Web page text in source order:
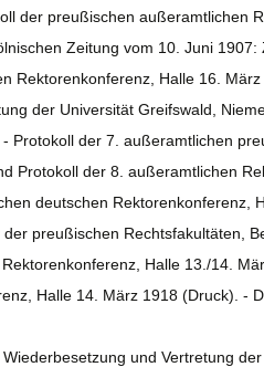
der preußischen außeramtlichen
Zeitung vom 10. Juni
Rektorenkonferenz, Halle 16.
der Universität Greifswald,
Protokoll der 7. außeramtlichen
Protokoll der 8. außeramtlichen
deutschen Rektorenkonferenz,
preußischen Rechtsfakultäten,
Halle 13./14.
Halle 14. März 1918 (Druck). -
und Vertretung